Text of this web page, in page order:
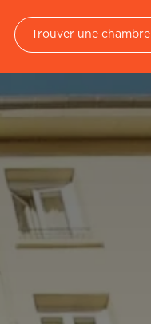
Trouver une chambre